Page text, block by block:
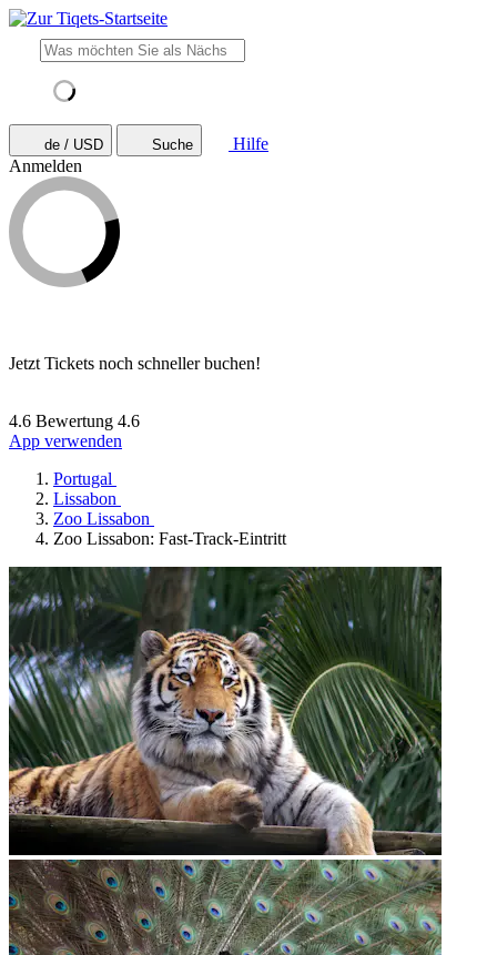
de / USD Suche
Hilfe
Anmelden
Jetzt Tickets noch schneller buchen!
4.6 Bewertung 4.6
App verwenden
Portugal
Lissabon
Zoo Lissabon
Zoo Lissabon: Fast-Track-Eintritt